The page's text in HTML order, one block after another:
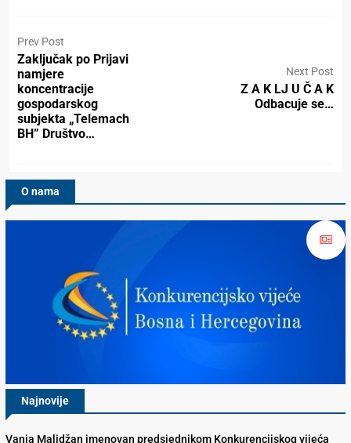
Prev Post
Zaključak po Prijavi
namjere
koncentracije
gospodarskog
subjekta „Telemach
BH” Društvo…
Next Post
Z A K LJ U Č A K
Odbacuje se…
O nama
Najnovije
Vanja Malidžan imenovan predsjednikom Konkurencijskog vijeća